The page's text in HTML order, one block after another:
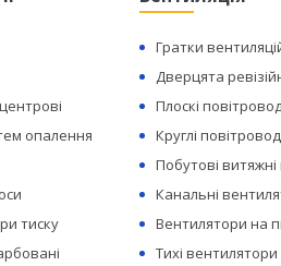
опалення
тиску
Гратки
Дверцята
Плоскі
Круглі
Побутові
Канальні
Вентилятори на
Тихі вентилятори